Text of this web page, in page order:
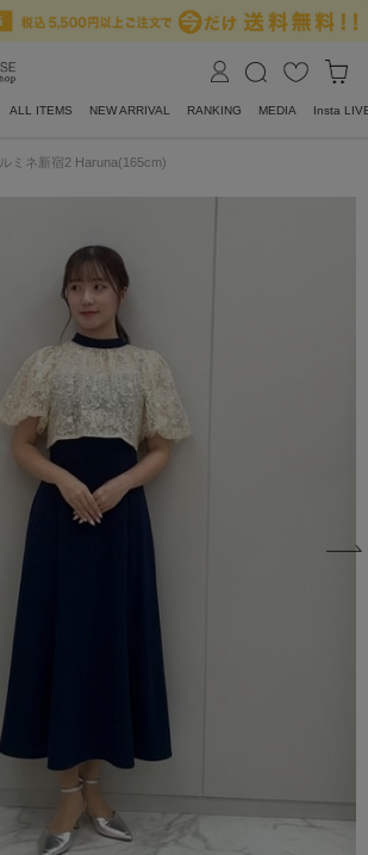
ALL ITEMS NEW ARRIVAL RANKING MEDIA Insta
ルミネ新宿2 Haruna(165cm)